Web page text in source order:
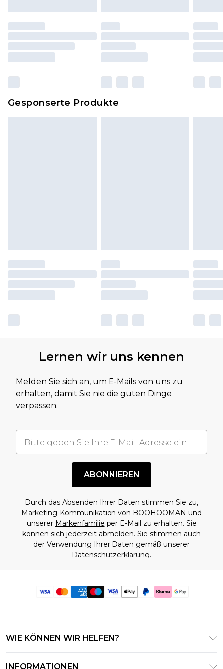
Schuhe dürfen nur in Innenräumen anprobiert
worden sein. Artikel aus dem Homeware-Bereich,
einschließlich Bettwäsche, Matratzen, Toppern
und Kissen, müssen unbenutzt und in ihrer
zurückgesendet werden.
Klickehierum unsere vollständigen
Gesponserte Produkte
Lernen wir uns kennen
Melden Sie sich an, um E-Mails von uns zu
erhalten, damit Sie nie die guten Dinge
verpassen.
ABONNIEREN
Durch das Absenden Ihrer Daten stimmen Sie zu,
Marketing-Kommunikation von BOOHOOMAN und
unserer Markenfamilie per E-Mail zu erhalten. Sie
können sich jederzeit abmelden. Sie stimmen auch
der Verwendung Ihrer Daten gemäß unserer
Datenschutzerklärung.
WIE KÖNNEN WIR HELFEN?
INFORMATIONEN